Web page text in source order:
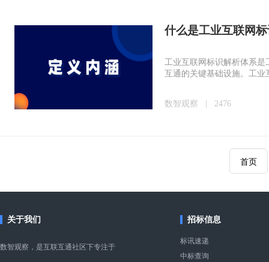
什么是工业互联网
工业互联网标识解析体系
互通的关键基础设施。工
数智观察 | 2476
首页️
关于我们
数智观察，是互联互通社区下专注于
招标信息
标讯速递
中标查询